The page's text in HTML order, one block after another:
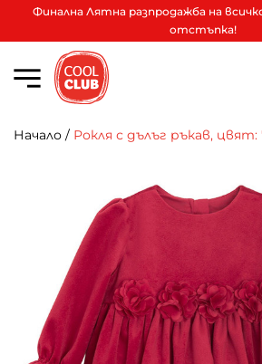
Финална Лятна разпродажба на
отстъпка!
Начало / Рокля с дълъг ръкав,